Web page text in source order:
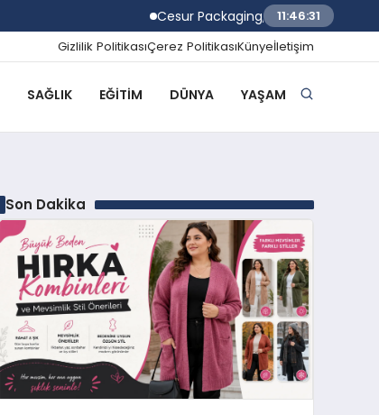
Cesur Packaging, Mısır’daki Üretim
11:46:32
Gizlilik PolitikasıÇerez PolitikasıKünyeİletişim
SAĞLIK EĞITIM DÜNYA YAŞAM
Son Dakika